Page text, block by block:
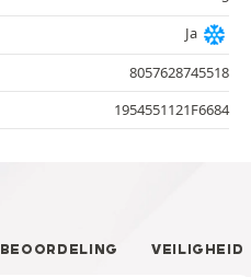
Ja
8057628745518
1954551121F6684
BEOORDELING VEILIGHEID